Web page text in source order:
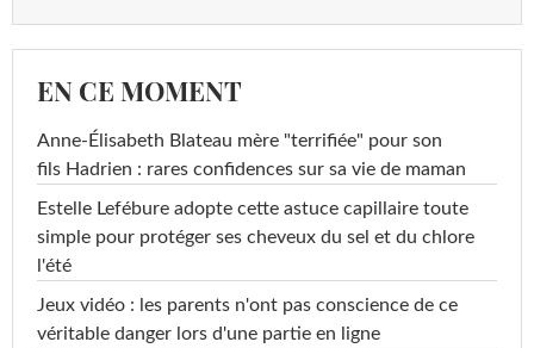
EN CE MOMENT
Anne-Élisabeth Blateau mère "terrifiée" pour son
fils Hadrien : rares confidences sur sa vie de maman
Estelle Lefébure adopte cette astuce capillaire toute
simple pour protéger ses cheveux du sel et du chlore
l'été
Jeux vidéo : les parents n'ont pas conscience de ce
véritable danger lors d'une partie en ligne